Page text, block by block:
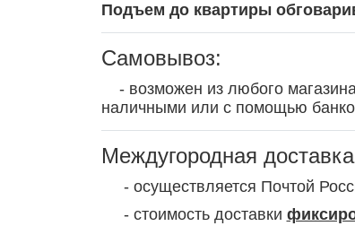
Подъем до квартиры
Самовывоз:
- возможен из любого
наличными или с помощью
Междугородная доставка
- осуществляется Почтой
- стоимость доставки